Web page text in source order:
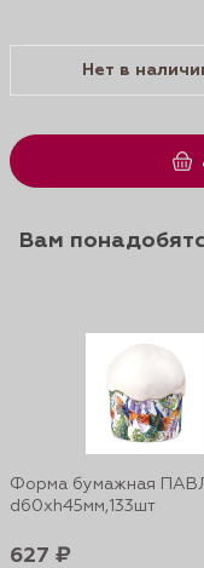
Нет в
Вам
Форма бумажная
d60xh45мм,133шт
627 ₽